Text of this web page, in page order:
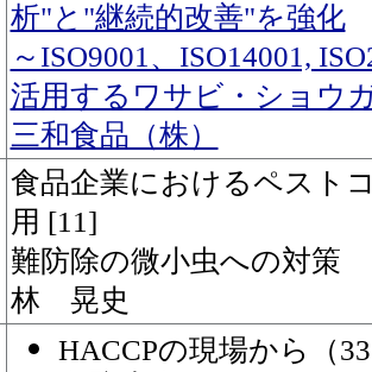
析"と"継続的改善"を強化
～ISO9001、ISO14001,
活用するワサビ・ショウ
三和食品（株）
食品企業におけるペスト
用 [11]
難防除の微小虫への
林 晃史
HACCPの現場から（